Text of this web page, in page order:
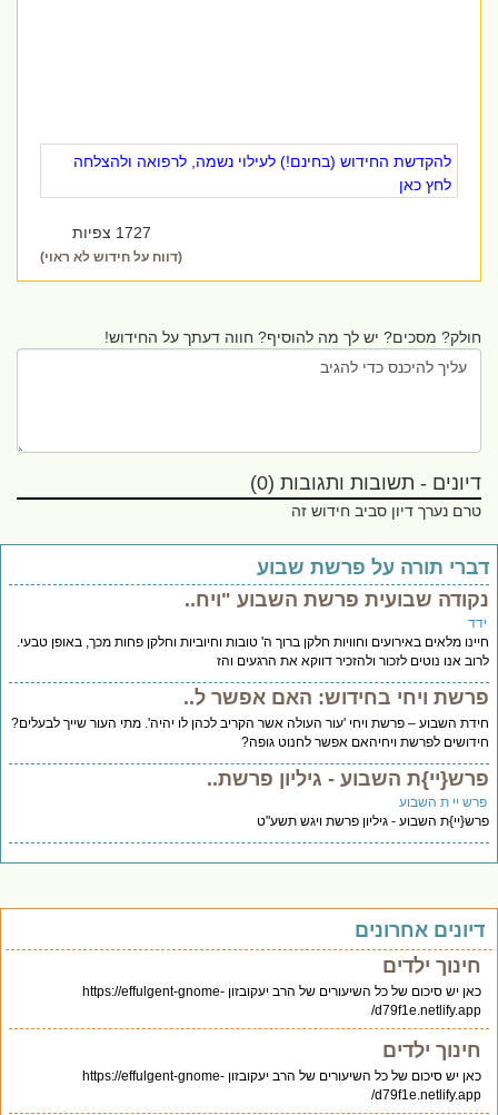
להקדשת החידוש (בחינם!) לעילוי נשמה, לרפואה ולהצלחה
לחץ כאן
1727 צפיות
(דווח על חידוש לא ראוי)
חולק? מסכים? יש לך מה להוסיף? חווה דעתך על החידוש!
דיונים - תשובות ותגובות (0)
טרם נערך דיון סביב חידוש זה
תורה על פרשת שבוע
שבועית פרשת השבוע "ויח..
מלאים באירועים וחוויות חלקן ברוך ה' טובות וחיוביות וחלקן פחות מכך, באופן טבעי.
אנו נוטים לזכור ולהזכיר דווקא את הרגעים והז
ויחי בחידוש: האם אפשר ל..
השבוע – פרשת ויחי 'עור העולה אשר הקריב לכהן לו יהיה'. מתי העור שייך לבעלים?
לפרשת ויחיהאם אפשר לחנוט גופה?
השבוע - גיליון פרשת..
יי ת השבוע
השבוע - גיליון פרשת ויגש תשע"ט
אחרונים
חינוך ילדים
כאן יש סיכום של כל השיעורים של הרב יעקובזון https://effulgent-gnome-
d79f1e.netlify.app/
חינוך ילדים
כאן יש סיכום של כל השיעורים של הרב יעקובזון https://effulgent-gnome-
d79f1e.netlify.app/